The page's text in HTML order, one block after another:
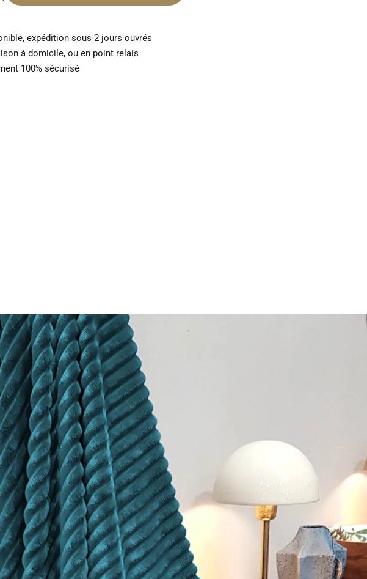
expédition sous 2 jours ouvrés
à domicile, ou en point relais
100% sécurisé